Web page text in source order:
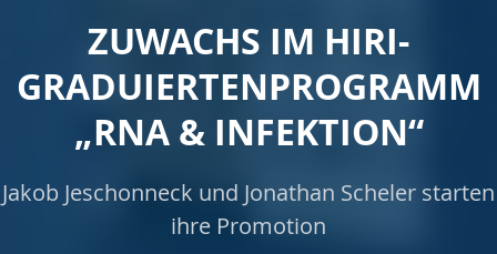
ZUWACHS IM HIRI-
GRADUIERTENPROGRAMM
„RNA & INFEKTION“
Jakob Jeschonneck und Jonathan Scheler starten
ihre Promotion